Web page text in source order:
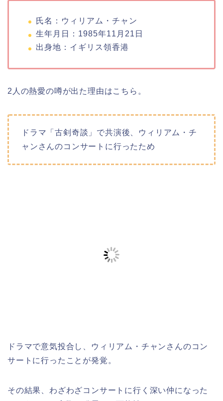
氏名：ウィリアム・チャン
生年月日：1985年11月21日
出身地：イギリス領香港
2人の熱愛の噂が出た理由はこちら。
ドラマ「古剣奇談」で共演後、ウィリアム・チ
ャンさんのコンサートに行ったため
ドラマで意気投合し、ウィリアム・チャンさんのコン
サートに行ったことが発覚。
その結果、わざわざコンサートに行く深い仲になった